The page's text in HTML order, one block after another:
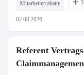
Mitarbeiterrabatte 3
02.08.2026
Referent